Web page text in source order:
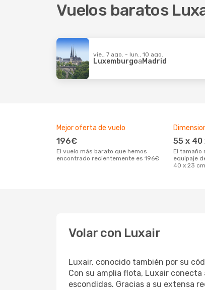
Vuelos baratos
vie., 7 ago. - lun., 10 ago.
LuxemburgoaMadrid
Mejor oferta de vuelo
196€
El vuelo más barato que hemos
encontrado recientemente es 196€
55 x
El tamaño máximo permitido del
equipaje
40 x 23 cm
Volar con Luxair
Luxair, conocido también por su
Con su amplia flota, Luxair
escondidas. Gracias a su extensa